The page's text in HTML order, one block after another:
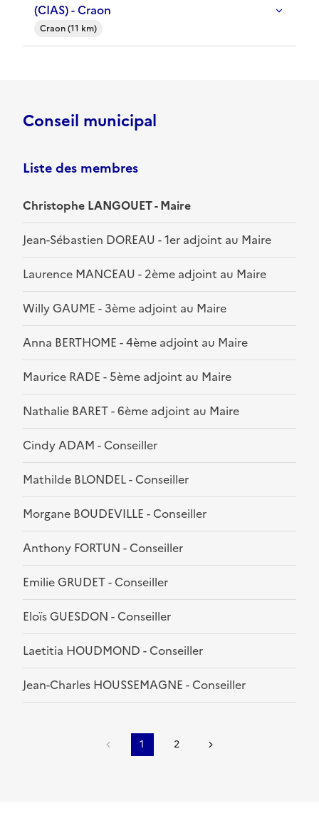
(CIAS) - Craon
Craon (11 km)
Conseil municipal
Liste des membres
Christophe LANGOUET - Maire
Jean-Sébastien DOREAU - 1er adjoint au Maire
Laurence MANCEAU - 2ème adjoint au Maire
Willy GAUME - 3ème adjoint au Maire
Anna BERTHOME - 4ème adjoint au Maire
Maurice RADE - 5ème adjoint au Maire
Nathalie BARET - 6ème adjoint au Maire
Cindy ADAM - Conseiller
Mathilde BLONDEL - Conseiller
Morgane BOUDEVILLE - Conseiller
Anthony FORTUN - Conseiller
Emilie GRUDET - Conseiller
Eloïs GUESDON - Conseiller
Laetitia HOUDMOND - Conseiller
Jean-Charles HOUSSEMAGNE - Conseiller
1 2